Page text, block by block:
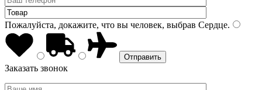
Пожалуйста, докажите, что вы человек, выбрав Сердце.
Заказать звонок